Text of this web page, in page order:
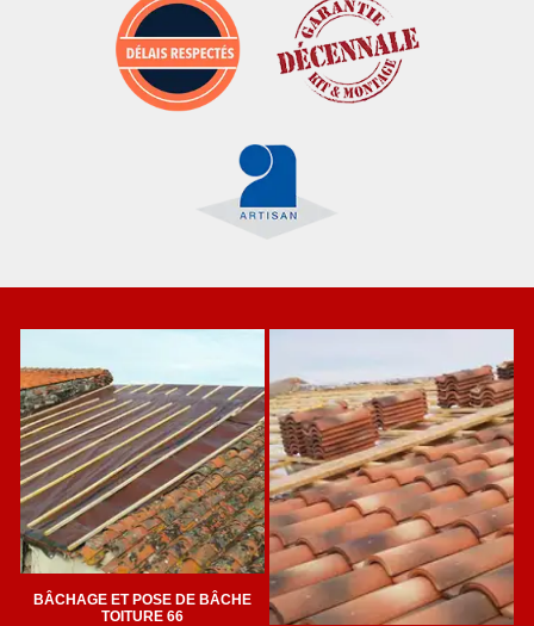
BÂCHAGE ET POSE DE BÂCHE
TOITURE 66